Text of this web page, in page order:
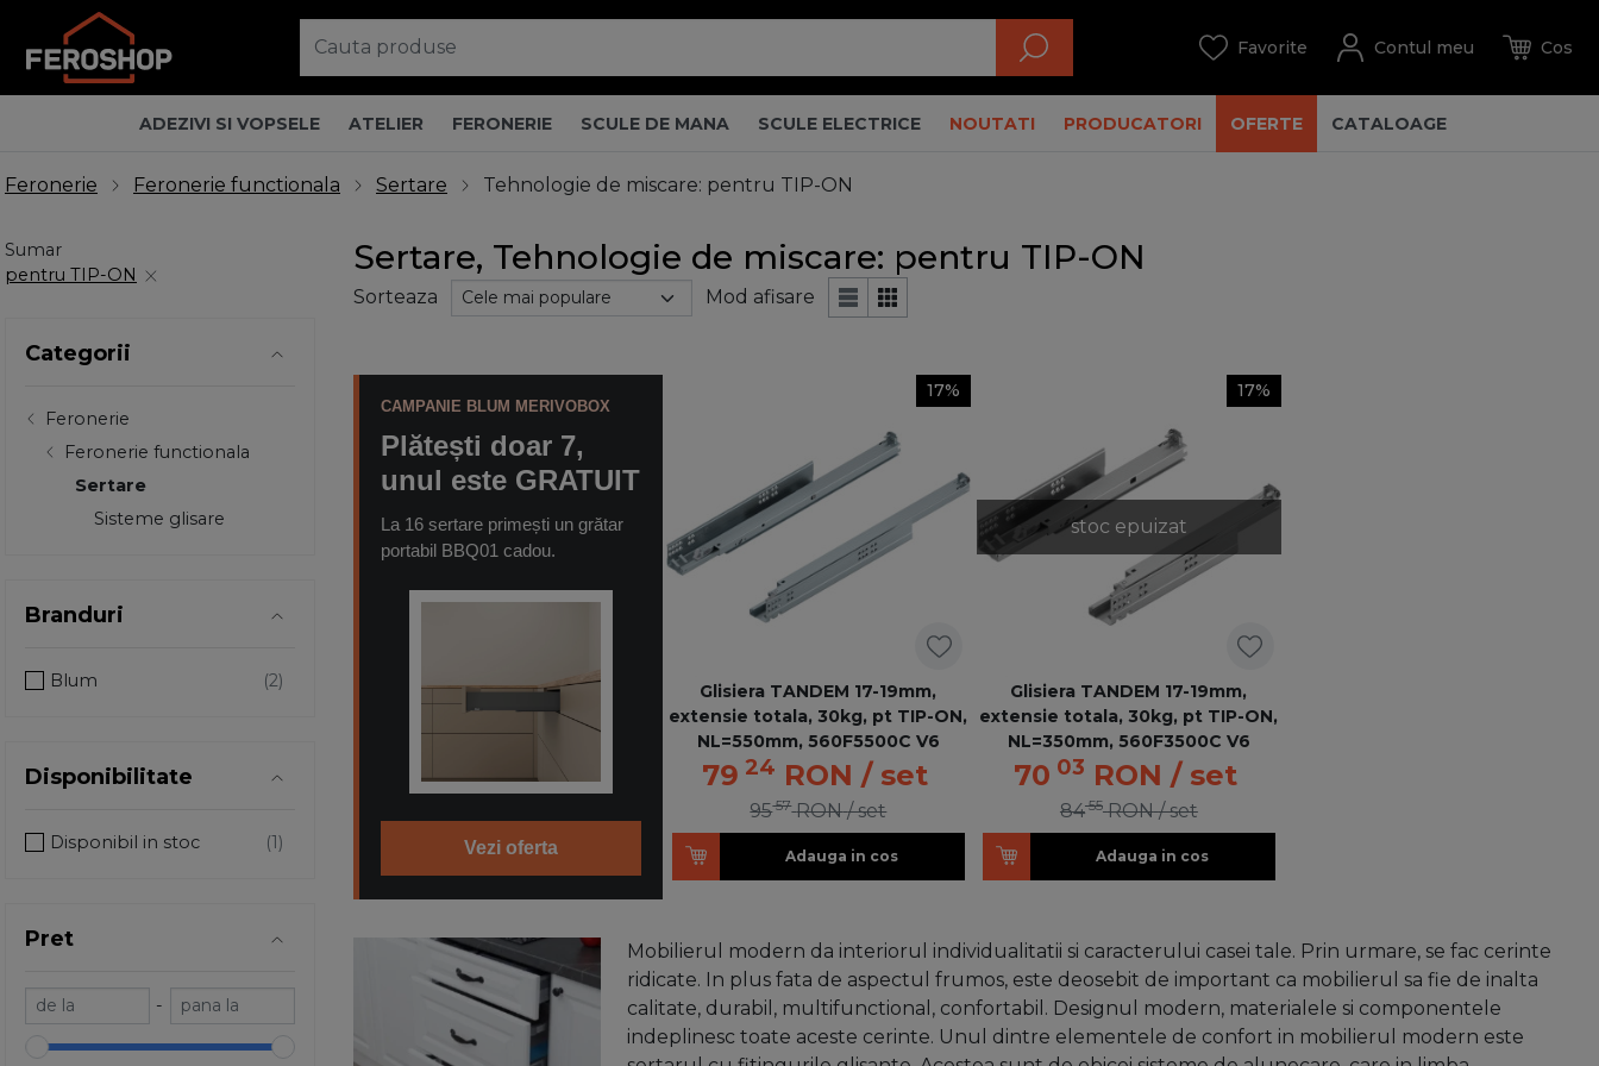
ADEZIVI SI VOPSELE ATELIER FERONERIE SCULE DE MANA SCULE ELECTRICE NOUTATI PRODUCATORI OFERTE CATALOAGE
Feronerie Feronerie functionala Sertare Tehnologie de miscare: pentru TIP-ON
Sumar
pentru TIP-ON
Categorii
Feronerie
Feronerie functionala
Sertare
Sisteme glisare
Branduri
Blum
Disponibilitate
Disponibil in stoc
Pret
-
Sertare, Tehnologie de miscare: pentru TIP-ON
Sorteaza Mod afisare
CAMPANIE BLUM MERIVOBOX
Plătești doar 7,
unul este GRATUIT
La 16 sertare primești un grătar
portabil BBQ01 cadou.
Vezi oferta
17%
Glisiera TANDEM 17-19mm,
extensie totala, 30kg, pt TIP-ON,
NL=550mm, 560F5500C V6
79 24 RON / set
9557 RON / set
Adauga in cos
stoc epuizat
17%
Glisiera TANDEM 17-19mm,
extensie totala, 30kg, pt TIP-ON,
NL=350mm, 560F3500C V6
70 03 RON / set
8455 RON / set
Adauga in cos
Mobilierul modern da interiorul individualitatii si caracterului casei tale. Prin urmare, se fac cerinte
ridicate. In plus fata de aspectul frumos, este deosebit de important ca mobilierul sa fie de inalta
calitate, durabil, multifunctional, confortabil. Designul modern, materialele si componentele
indeplinesc toate aceste cerinte. Unul dintre elementele de confort in mobilierul modern este